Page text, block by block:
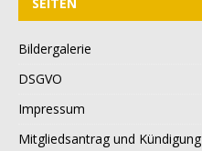
Bildergalerie
DSGVO
Impressum
Mitgliedsantrag und Kündigung